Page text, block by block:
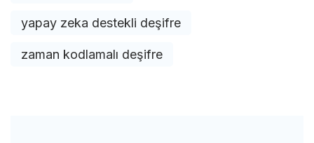
yapay zeka destekli deşifre
zaman kodlamalı deşifre